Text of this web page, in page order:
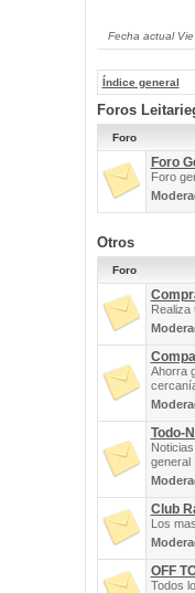
Fecha actual
Índice general
Foros
Foro
Foro
Foro
Otros
Foro
Realiza
Ahorra
Todo-
general
Club
Los
OFF
Todos